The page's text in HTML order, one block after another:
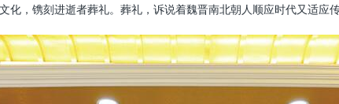
，镌刻进逝者葬礼。葬礼，诉说着魏晋南北朝人顺应时代又适